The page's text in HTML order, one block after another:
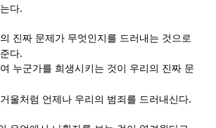
다.
진짜 문제가 무엇인지를 드러내는 것으로
다.
누군가를 희생시키는 것이 우리의 진짜 문
울처럼 언제나 우리의 범죄를 드러내신다.